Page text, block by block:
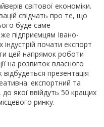
світової економіки.
свідчать про те, що
буде саме
підприємцям Івано-
почати експорт
цей напрямок роботи
на розвиток власного
презентація
експортний та
до якої ввійдуть 50 кращих
ринку.